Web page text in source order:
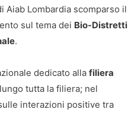
Aiab Lombardia scomparso il
sul tema dei Bio-Distretti
.
dedicato alla filiera
tutta la filiera; nel
interazioni positive tra